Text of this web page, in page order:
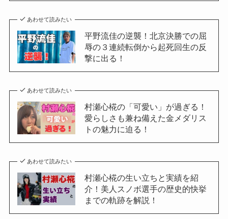
あわせて読みたい
平野流佳の逆襲！北京決勝での屈
辱の３連続転倒から起死回生の反
撃に出る！
あわせて読みたい
村瀬心椛の「可愛い」が過ぎる！
愛らしさも兼ね備えた金メダリス
トの魅力に迫る！
あわせて読みたい
村瀬心椛の生い立ちと実績を紹
介！美人スノボ選手の歴史的快挙
までの軌跡を解説！